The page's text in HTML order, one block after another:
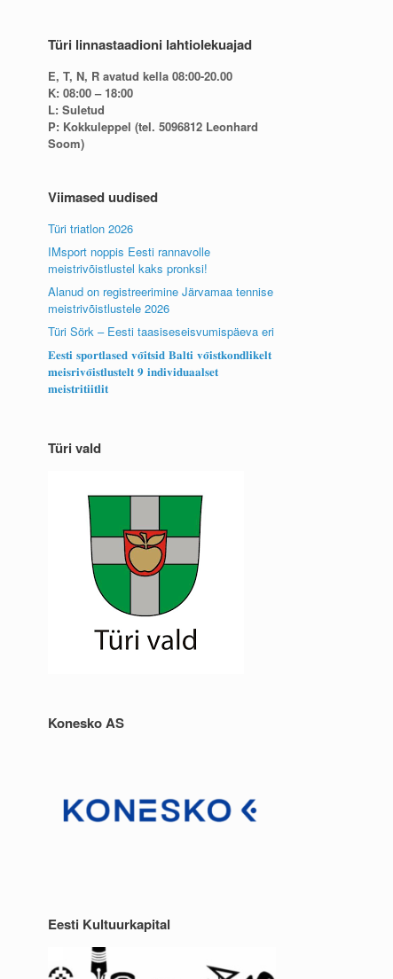
Türi linnastaadioni lahtiolekuajad
E, T, N, R avatud kella 08:00-20.00
K: 08:00 – 18:00
L: Suletud
P: Kokkuleppel (tel. 5096812 Leonhard
Soom)
Viimased uudised
Türi triatlon 2026
IMsport noppis Eesti rannavolle
meistrivõistlustel kaks pronksi!
Alanud on registreerimine Järvamaa tennise
meistrivõistlustele 2026
Türi Sörk – Eesti taasiseseisvumispäeva eri
𝐄𝐞𝐬𝐭𝐢 𝐬𝐩𝐨𝐫𝐭𝐥𝐚𝐬𝐞𝐝 𝐯𝐨̃𝐢𝐭𝐬𝐢𝐝 𝐁𝐚𝐥𝐭𝐢 𝐯𝐨̃𝐢𝐬𝐭𝐤𝐨𝐧𝐝𝐥𝐢𝐤𝐞𝐥𝐭
𝐦𝐞𝐢𝐬𝐫𝐢𝐯𝐨̃𝐢𝐬𝐭𝐥𝐮𝐬𝐭𝐞𝐥𝐭 𝟗 𝐢𝐧𝐝𝐢𝐯𝐢𝐝𝐮𝐚𝐚𝐥𝐬𝐞𝐭
𝐦𝐞𝐢𝐬𝐭𝐫𝐢𝐭𝐢𝐢𝐭𝐥𝐢𝐭
Türi vald
Konesko AS
Eesti Kultuurkapital